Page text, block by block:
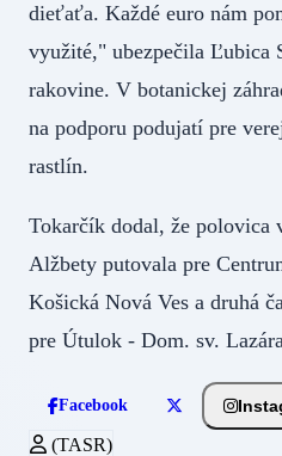
dieťaťa. Každé euro nám
využité," ubezpečila Ľubica
rakovine. V botanickej
na podporu podujatí pre
rastlín.
Tokarčík dodal, že polovica
Alžbety putovala pre
Košická Nová Ves a druhá
pre Útulok - Dom. sv.
Facebook
(TASR)